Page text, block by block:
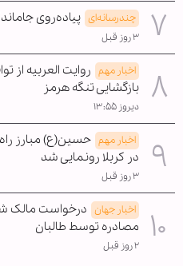
چندرسانه‌ای پیاده‌روی
۳ روز قبل
اخبار مهم روایت العربیه از
بازگشایی تنگه هرمز
دیروز ۱۳:۵۵
اخبار مهم حسین(ع) مبارز
در کربلا رونمایی شد
۳ روز قبل
اخبار جهان درخواست مالک
مصادره توسط طالبان
۲ روز قبل